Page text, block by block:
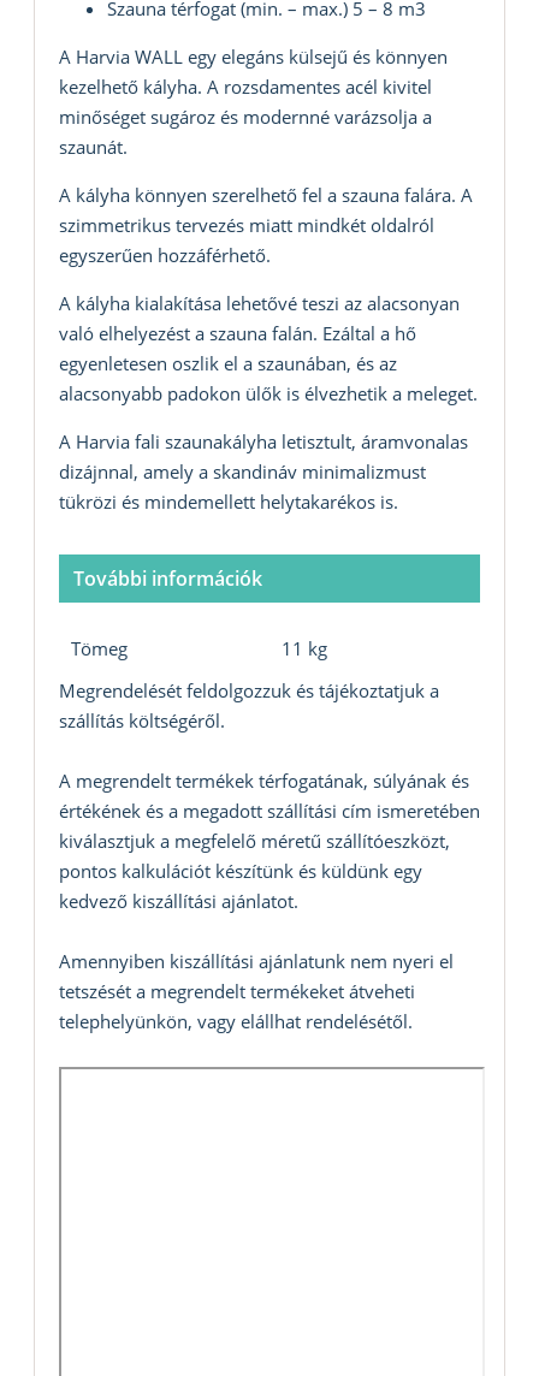
Szauna térfogat (min. – max.) 5 – 8 m3
A Harvia WALL egy elegáns külsejű és könnyen
kezelhető kályha. A rozsdamentes acél kivitel
minőséget sugároz és modernné varázsolja a
szaunát.
A kályha könnyen szerelhető fel a szauna falára. A
szimmetrikus tervezés miatt mindkét oldalról
egyszerűen hozzáférhető.
A kályha kialakítása lehetővé teszi az alacsonyan
való elhelyezést a szauna falán. Ezáltal a hő
egyenletesen oszlik el a szaunában, és az
alacsonyabb padokon ülők is élvezhetik a meleget.
A Harvia fali szaunakályha letisztult, áramvonalas
dizájnnal, amely a skandináv minimalizmust
tükrözi és mindemellett helytakarékos is.
További információk
Tömeg
11 kg
Megrendelését feldolgozzuk és tájékoztatjuk a
szállítás költségéről.
A megrendelt termékek térfogatának, súlyának és
értékének és a megadott szállítási cím ismeretében
kiválasztjuk a megfelelő méretű szállítóeszközt,
pontos kalkulációt készítünk és küldünk egy
kedvező kiszállítási ajánlatot.
Amennyiben kiszállítási ajánlatunk nem nyeri el
tetszését a megrendelt termékeket átveheti
telephelyünkön, vagy elállhat rendelésétől.